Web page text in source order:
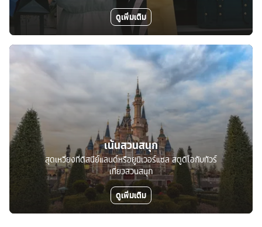
ดูเพิ่มเติม
เน้นสวนสนุก
สุดเหวี่ยงที่ดิสนีย์แลนด์หรือยูนิเวอร์แซล สตูดิโอกับทัวร์
เที่ยวสวนสนุก
ดูเพิ่มเติม